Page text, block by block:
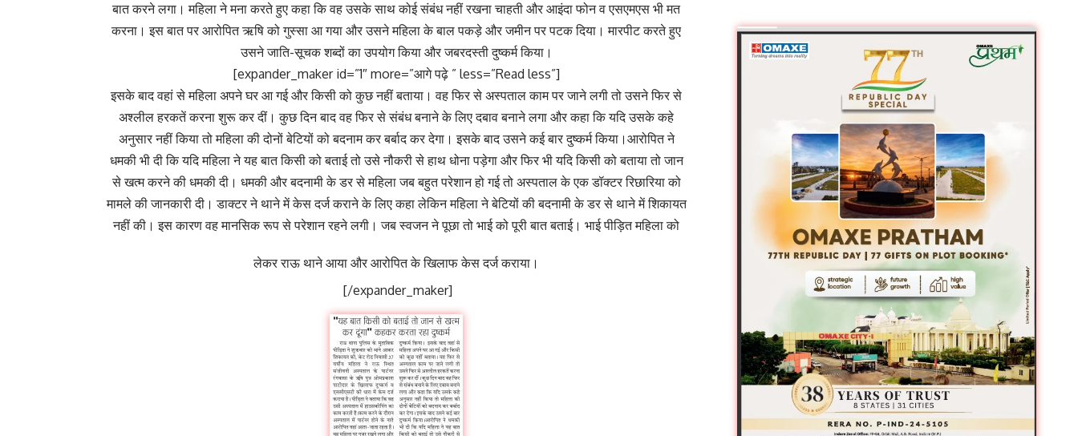
बात करने लगा। महिला ने मना करते हुए कहा कि वह उसके साथ कोई संबंध नहीं रखना चाहती और आइंदा फोन व एसएमएस भी मत
करना। इस बात पर आरोपित ऋषि को गुस्सा आ गया और उसने महिला के बाल पकड़े और जमीन पर पटक दिया। मारपीट करते हुए
उसने जाति-सूचक शब्दों का उपयोग किया और जबरदस्ती दुष्कर्म किया।
[expander_maker id=”1″ more=”आगे पढ़े ” less=”Read less”]
इसके बाद वहां से महिला अपने घर आ गई और किसी को कुछ नहीं बताया। वह फिर से अस्पताल काम पर जाने लगी तो उसने फिर से
अश्लील हरकतें करना शुरू कर दीं। कुछ दिन बाद वह फिर से संबंध बनाने के लिए दबाव बनाने लगा और कहा कि यदि उसके कहे
अनुसार नहीं किया तो महिला की दोनों बेटियों को बदनाम कर बर्बाद कर देगा। इसके बाद उसने कई बार दुष्कर्म किया।आरोपित ने
धमकी भी दी कि यदि महिला ने यह बात किसी को बताई तो उसे नौकरी से हाथ धोना पड़ेगा और फिर भी यदि किसी को बताया तो जान
से खत्म करने की धमकी दी। धमकी और बदनामी के डर से महिला जब बहुत परेशान हो गई तो अस्पताल के एक डॉक्टर रिछारिया को
मामले की जानकारी दी। डाक्टर ने थाने में केस दर्ज कराने के लिए कहा लेकिन महिला ने बेटियों की बदनामी के डर से थाने में शिकायत
नहीं की। इस कारण वह मानसिक रूप से परेशान रहने लगी। जब स्वजन ने पूछा तो भाई को पूरी बात बताई। भाई पीड़ित महिला को
लेकर राऊ थाने आया और आरोपित के खिलाफ केस दर्ज कराया।
[/expander_maker]